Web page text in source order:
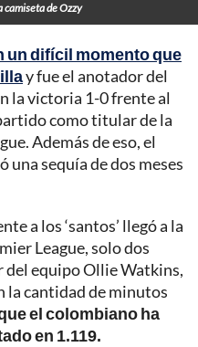
camiseta de Ozzy
un difícil momento que
y fue el anotador del
la victoria 1-0 frente al
como titular de la
Además de eso, el
sequía de dos meses
a los ‘santos’ llegó a la
League, solo dos
del equipo Ollie Watkins,
la cantidad de minutos
el colombiano ha
en 1.119.